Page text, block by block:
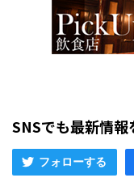
SNSでも最新情報